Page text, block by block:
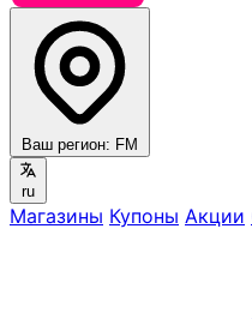
Ваш регион: FM
ru
Магазины Купоны Акции